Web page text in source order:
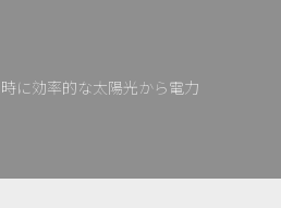
に効率的な太陽光から電力